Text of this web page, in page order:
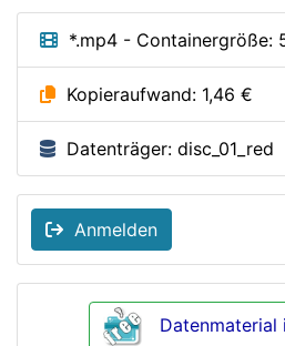
*.mp4 - Containergröße:
Kopieraufwand: 1,46 €
Datenträger: disc_01_red
Anmelden
Datenmaterial